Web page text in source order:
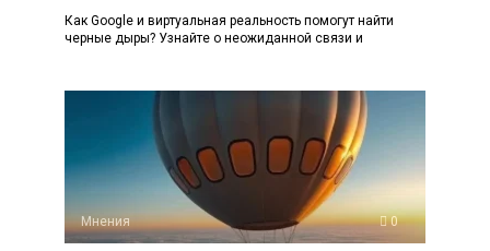
Как Google и виртуальная реальность помогут найти
черные дыры? Узнайте о неожиданной связи и
Мнения 0